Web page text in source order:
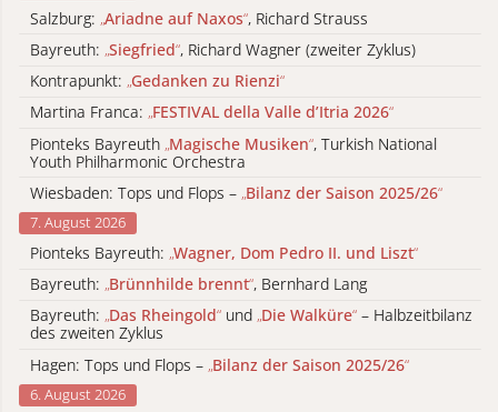
Salzburg: „Ariadne auf Naxos“, Richard Strauss
Bayreuth: „Siegfried“, Richard Wagner (zweiter Zyklus)
Kontrapunkt: „Gedanken zu Rienzi“
Martina Franca: „FESTIVAL della Valle d’Itria 2026“
Pionteks Bayreuth „Magische Musiken“, Turkish National
Youth Philharmonic Orchestra
Wiesbaden: Tops und Flops – „Bilanz der Saison 2025/26“
7. August 2026
Pionteks Bayreuth: „Wagner, Dom Pedro II. und Liszt“
Bayreuth: „Brünnhilde brennt“, Bernhard Lang
Bayreuth: „Das Rheingold“ und „Die Walküre“ – Halbzeitbilanz
des zweiten Zyklus
Hagen: Tops und Flops – „Bilanz der Saison 2025/26“
6. August 2026